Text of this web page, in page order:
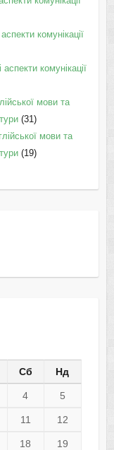
комунікації
аспекти комунікації
мови та
(31)
мови та
(19)
Сб Нд
4 5
11 12
18 19